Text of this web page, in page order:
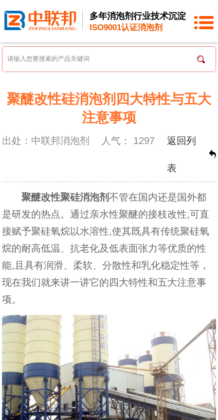
多年消泡剂行业技术沉淀
ISO9001认证消泡剂
聚醚改性硅消泡剂四大特性与五大
注意事项
出处：中联邦消泡剂 人气： 1297 返回列
表
聚醚改性聚硅消泡剂不管在国内还是国外都
是研发的热点。通过亲水性聚醚的接枝改性,可直
接赋予聚硅氧烷以水溶性,使其既具有传统聚硅氧
烷的耐高低温、抗老化及低表面张力等优质的性
能,且具有润滑、柔软、分散性和乳化稳定性等，
现在我们就来讲一讲它的四大特性和五大注意事
项。